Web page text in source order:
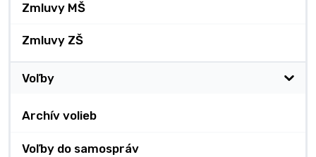
Zmluvy MŠ
Zmluvy ZŠ
Voľby
Archív volieb
Voľby do samospráv